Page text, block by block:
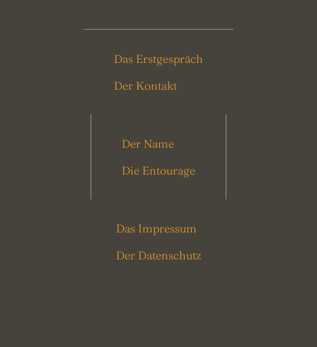
Das Erstgespräch
Der Kontakt
Der Name
Die Entourage
Das Impressum
Der Datenschutz